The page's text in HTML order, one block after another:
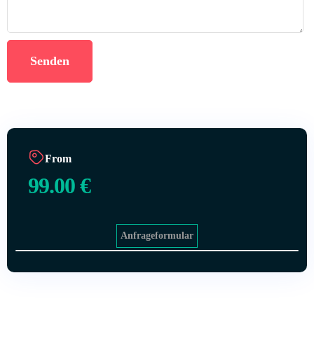
From
99.00€
Anfrageformular